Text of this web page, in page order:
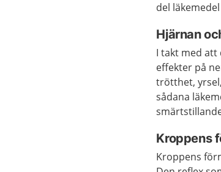
del
Hjärnan
I takt med att
effekter på
trötthet,
sådana
Kroppens
Kroppens